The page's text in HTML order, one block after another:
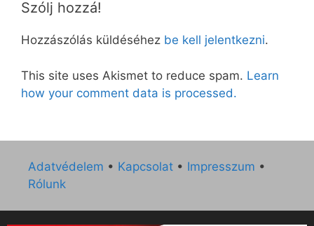
Szólj hozzá!
Hozzászólás küldéséhez be kell jelentkezni.
This site uses Akismet to reduce spam. Learn
how your comment data is processed.
Adatvédelem • Kapcsolat • Impresszum •
Rólunk